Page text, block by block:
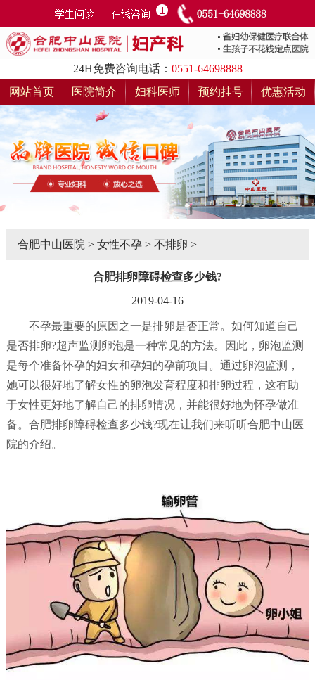
24H免费咨询电话： 0551-64698888
网站首页
医院简介 妇科医师 预约挂号 优惠活动
合肥中山医院 > 女性不孕> 不排卵 >
合肥排卵障碍检查多少钱?
2019-04-16
不孕最重要的原因之一是排卵是否正常。如何知道自己
是否排卵?超声监测卵泡是一种常见的方法。因此，卵泡监测
是每个准备怀孕的妇女和孕妇的孕前项目。通过卵泡监测，
她可以很好地了解女性的卵泡发育程度和排卵过程，这有助
于女性更好地了解自己的排卵情况，并能很好地为怀孕做准
备。合肥排卵障碍检查多少钱?现在让我们来听听合肥中山医
院的介绍。